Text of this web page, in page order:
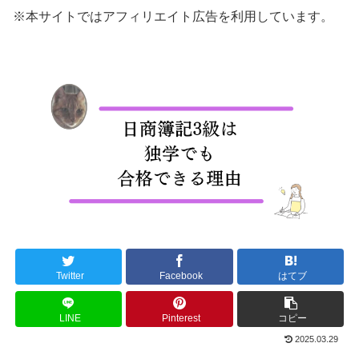
※本サイトではアフィリエイト広告を利用しています。
Twitter Facebook はてブ
LINE Pinterest コピー
2025.03.29